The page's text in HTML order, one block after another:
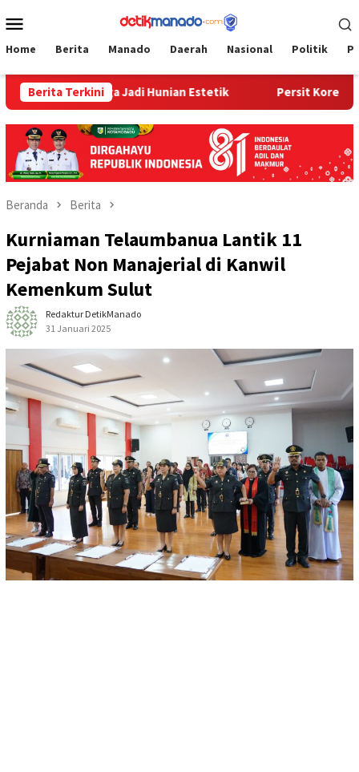
ke
Mobile
Home Berita Manado Daerah Nasional Politik
Berita Terkini
Warga Jadi Hunian Estetik Persit Korem 073/
Beranda Berita
Kurniaman Telaumbanua Lantik 11
Pejabat Non Manajerial di Kanwil
Kemenkum Sulut
Redaktur DetikManado
31 Januari 2025